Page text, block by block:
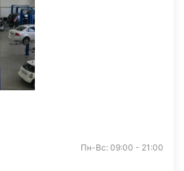
Пн-Вс: 09:00 - 21:00